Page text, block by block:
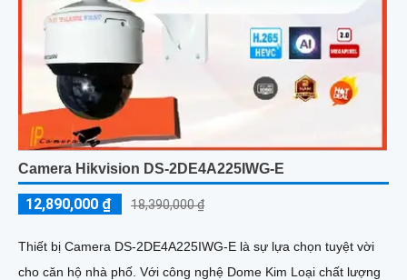
Camera Hikvision DS-2DE4A225IWG-E
12,890,000 ₫ 18,390,000 ₫
Thiết bị Camera DS-2DE4A225IWG-E là sự lựa chọn tuyệt vời
cho căn hộ nhà phố. Với công nghệ Dome Kim Loại chất lượng